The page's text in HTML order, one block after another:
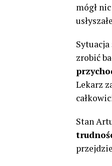
mógł
zrobić
Lekarz
Stan